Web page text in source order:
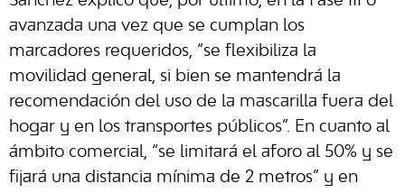
avanzada una vez que se cumplan los
marcadores requeridos, “se flexibiliza la
movilidad general, si bien se mantendrá la
recomendación del uso de la mascarilla fuera del
hogar y en los transportes públicos”. En cuanto al
ámbito comercial, “se limitará el aforo al 50% y se
fijará una distancia mínima de 2 metros” y en